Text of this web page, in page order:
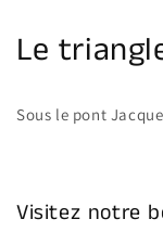
Le
Sous le pont
Visitez notre